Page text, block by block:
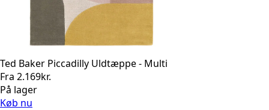
Ted Baker Piccadilly Uldtæppe - Multi
Fra 2.169kr.
På lager
Køb nu